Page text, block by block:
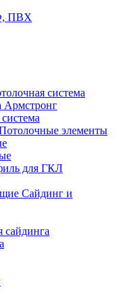
ПВХ
система
Армстронг
элементы
для ГКЛ
Сайдинг и